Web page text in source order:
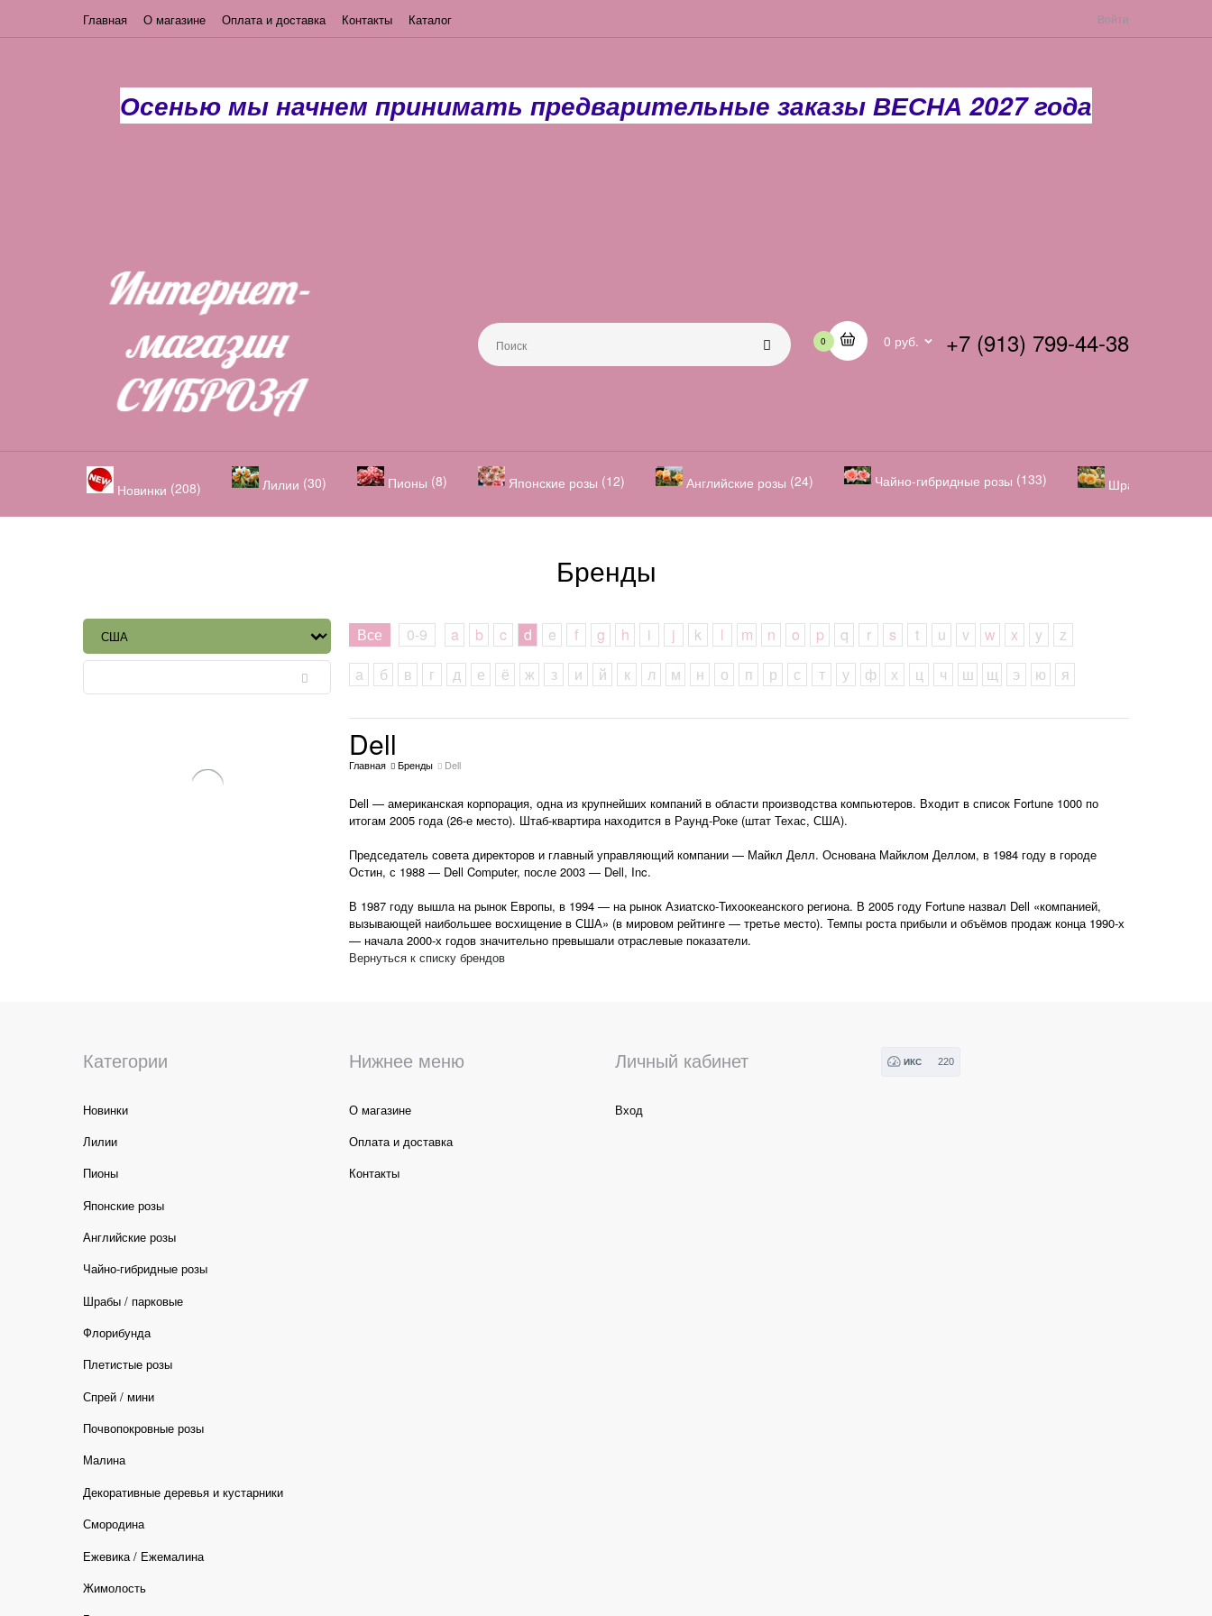
Главная О магазине Оплата и доставка Контакты Каталог Войти
Осенью мы начнем принимать предварительные заказы ВЕСНА 2027 года
0 0 руб. +7 (913) 799-44-38
Новинки (208) Лилии (30) Пионы (8) Японские розы (12) Английские розы (24) Чайно-гибридные розы (133) Шрабы /
Бренды
Все 0-9 a b c d e f g h i j k l m n o p q r s t u v w x y
z
а
б в г д е ё ж з и й к л м н о п р с т у ф х ц ч ш щ э ю я
Dell
Главная Бренды Dell
Dell — американская корпорация, одна из крупнейших компаний в области производства компьютеров. Входит в список Fortune 1000 по
итогам 2005 года (26-е место). Штаб-квартира находится в Раунд-Роке (штат Техас, США).
Председатель совета директоров и главный управляющий компании — Майкл Делл. Основана Майклом Деллом, в 1984 году в городе
Остин, с 1988 — Dell Computer, после 2003 — Dell, Inc.
В 1987 году вышла на рынок Европы, в 1994 — на рынок Азиатско-Тихоокеанского региона. В 2005 году Fortune назвал Dell «компанией,
вызывающей наибольшее восхищение в США» (в мировом рейтинге — третье место). Темпы роста прибыли и объёмов продаж конца 1990-х
— начала 2000-х годов значительно превышали отраслевые показатели.
Вернуться к списку брендов
Категории
Новинки
Лилии
Пионы
Японские розы
Английские розы
Чайно-гибридные розы
Шрабы / парковые
Флорибунда
Плетистые розы
Спрей / мини
Почвопокровные розы
Малина
Декоративные деревья и кустарники
Смородина
Ежевика / Ежемалина
Жимолость
Нижнее меню
О магазине
Оплата и доставка
Контакты
Личный кабинет
Вход
ИКС 220